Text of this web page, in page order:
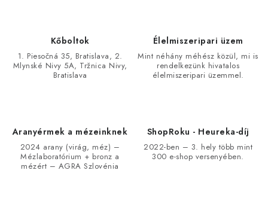
Kőboltok
1. Piesočná 35, Bratislava, 2.
Mlynské Nivy 5A, Tržnica Nivy,
Bratislava
Élelmiszeripari üzem
Mint néhány méhész közül, mi is
rendelkezünk hivatalos
élelmiszeripari üzemmel.
Aranyérmek a mézeinknek
2024 arany (virág, méz) –
Mézlaboratórium + bronz a
mézért – AGRA Szlovénia
ShopRoku - Heureka-díj
2022-ben – 3. hely több mint
300 e-shop versenyében.